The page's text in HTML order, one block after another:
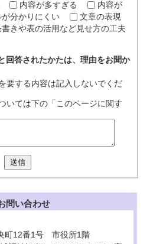
内容が多すぎる
内容が
が分かりにくい
文章の表現
書きや表の活用など見せ方の工夫
回答されたかたは、理由をお聞か
要する内容は記入しないでくだ
いては下の「このページに関す
送信
問い合わせ
町12番1号 市役所1階